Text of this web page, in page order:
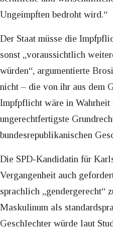
Ungeimpften bedroht wird.“
Der Staat müsse die
sonst „voraussichtlich
würden“, argumentierte
nicht – die von ihr aus dem
Impfpflicht wäre in Wahrheit
ungerechtfertigste
bundesrepublikanischen
Die SPD-Kandidatin für
Vergangenheit auch
sprachlich „gendergerecht“
Maskulinum als
Geschlechter würde laut